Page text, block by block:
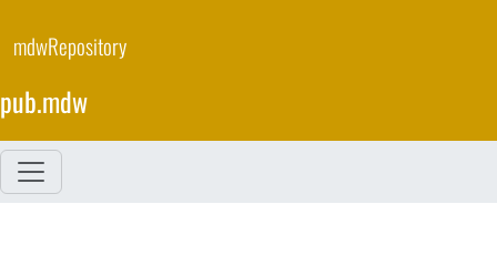
content
mdwRepository
pub.mdw